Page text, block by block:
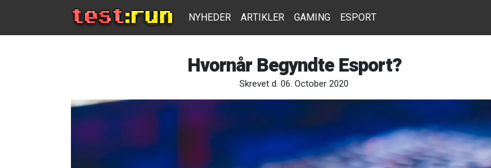
Hvornår Begyndte Esport?
Skrevet d. 06. October 2020
NYHEDER ARTIKLER GAMING ESPORT